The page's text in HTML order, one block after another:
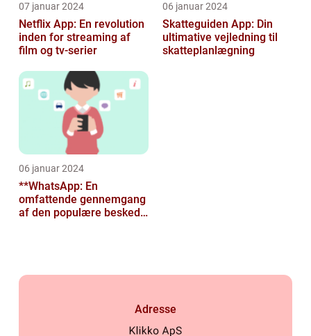
07 januar 2024
Netflix App: En revolution
inden for streaming af
film og tv-serier
06 januar 2024
Skatteguiden App: Din
ultimative vejledning til
skatteplanlægning
06 januar 2024
**WhatsApp: En
omfattende gennemgang
af den populære besked-
Adresse